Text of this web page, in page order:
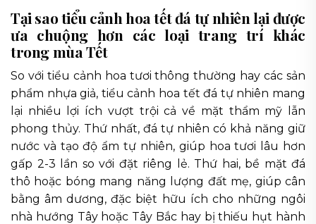
Tại sao tiểu cảnh hoa tết đá tự nhiên lại được
ưa chuộng hơn các loại trang trí khác
trong mùa Tết
So với tiểu cảnh hoa tươi thông thường hay các sản
phẩm nhựa giả, tiểu cảnh hoa tết đá tự nhiên mang
lại nhiều lợi ích vượt trội cả về mặt thẩm mỹ lẫn
phong thủy. Thứ nhất, đá tự nhiên có khả năng giữ
nước và tạo độ ẩm tự nhiên, giúp hoa tươi lâu hơn
gấp 2-3 lần so với đặt riêng lẻ. Thứ hai, bề mặt đá
thô hoặc bóng mang năng lượng đất mẹ, giúp cân
bằng âm dương, đặc biệt hữu ích cho những ngôi
nhà hướng Tây hoặc Tây Bắc hay bị thiếu hụt hành